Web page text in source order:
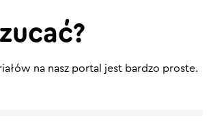
na nasz portal jest bardzo proste.